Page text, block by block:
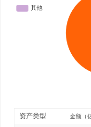
资产类型 金额（